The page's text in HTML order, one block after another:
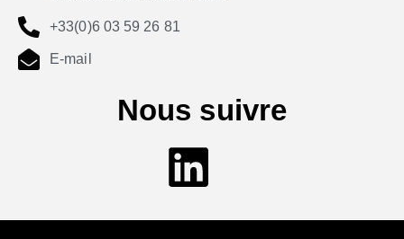
+33(0)6 03 59 26 81
E-mail
Nous suivre